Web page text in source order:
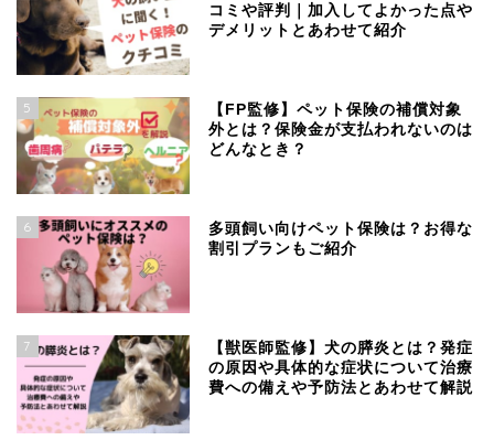
コミや評判｜加入してよかった点や
デメリットとあわせて紹介
5
【FP監修】ペット保険の補償対象
外とは？保険金が支払われないのは
どんなとき？
6
多頭飼い向けペット保険は？お得な
割引プランもご紹介
7
【獣医師監修】犬の膵炎とは？発症
の原因や具体的な症状について治療
費への備えや予防法とあわせて解説